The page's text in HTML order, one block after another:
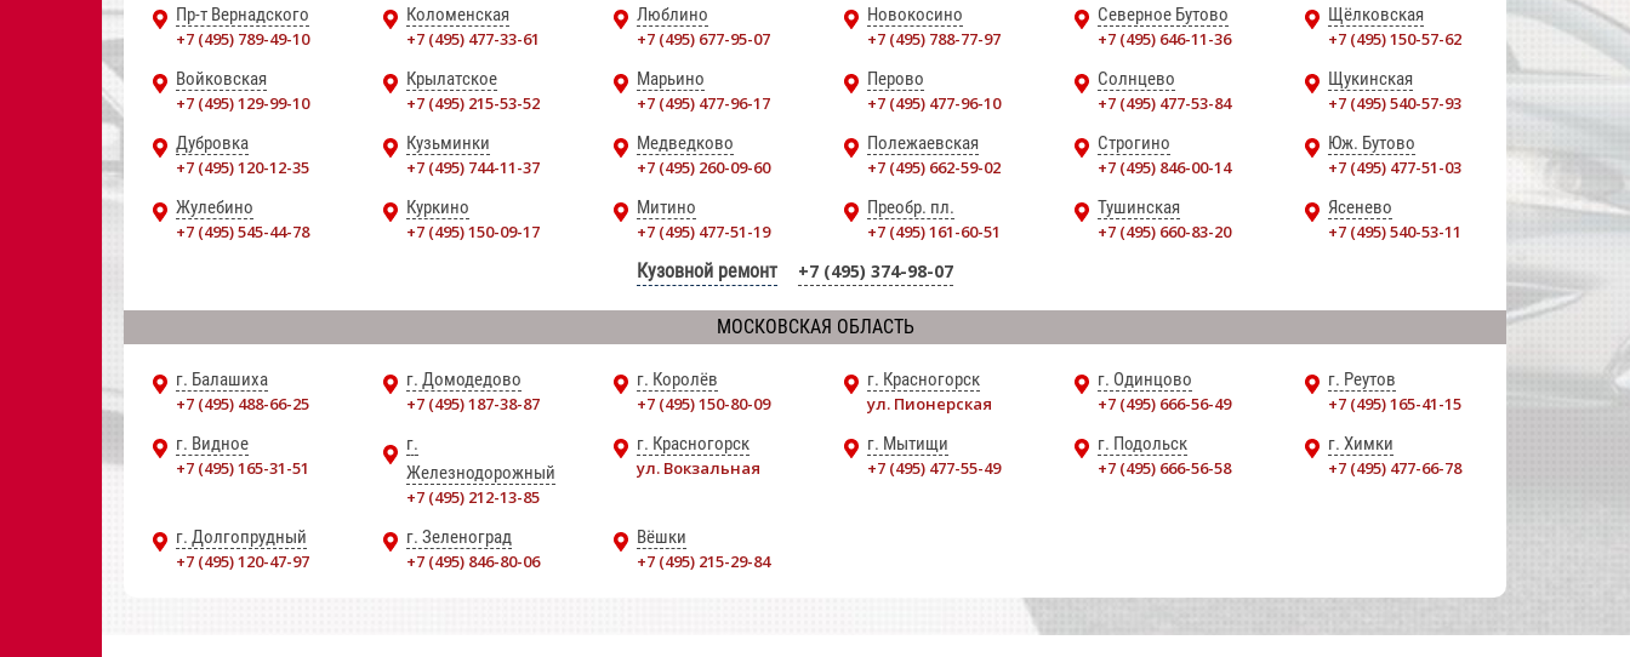
Пр-т Вернадского
+7 (495) 789-49-10
Коломенская
+7 (495) 477-33-61
Люблино
+7 (495) 677-95-07
Новокосино
+7 (495) 788-77-97
Северное Бутово
+7 (495) 646-11-36
Щёлковская
+7 (495) 150-57-62
Войковская
+7 (495) 129-99-10
Крылатское
+7 (495) 215-53-52
Марьино
+7 (495) 477-96-17
Перово
+7 (495) 477-96-10
Солнцево
+7 (495) 477-53-84
Щукинская
+7 (495) 540-57-93
Дубровка
+7 (495) 120-12-35
Кузьминки
+7 (495) 744-11-37
Медведково
+7 (495) 260-09-60
Полежаевская
+7 (495) 662-59-02
Строгино
+7 (495) 846-00-14
Юж. Бутово
+7 (495) 477-51-03
Жулебино
+7 (495) 545-44-78
Куркино
+7 (495) 150-09-17
Митино
+7 (495) 477-51-19
Преобр. пл.
+7 (495) 161-60-51
Тушинская
+7 (495) 660-83-20
Ясенево
+7 (495) 540-53-11
Кузовной ремонт +7 (495) 374-98-07
МОСКОВСКАЯ ОБЛАСТЬ
г. Балашиха
+7 (495) 488-66-25
г. Домодедово
+7 (495) 187-38-87
г. Королёв
+7 (495) 150-80-09
г. Красногорск
ул. Пионерская
г. Одинцово
+7 (495) 666-56-49
г. Реутов
+7 (495) 165-41-15
г. Видное
+7 (495) 165-31-51
г.
Железнодорожный
+7 (495) 212-13-85
г. Красногорск
ул. Вокзальная
г. Мытищи
+7 (495) 477-55-49
г. Подольск
+7 (495) 666-56-58
г. Химки
+7 (495) 477-66-78
г. Долгопрудный
+7 (495) 120-47-97
г. Зеленоград
+7 (495) 846-80-06
Вёшки
+7 (495) 215-29-84